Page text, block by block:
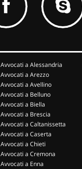
Avvocati a Alessandria
Avvocati a Arezzo
Avvocati a Avellino
Avvocati a Belluno
Avvocati a Biella
Avvocati a Brescia
Avvocati a Caltanissetta
Avvocati a Caserta
Avvocati a Chieti
Avvocati a Cremona
Avvocati a Enna